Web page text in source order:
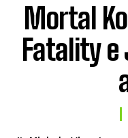
Mortal
Fatality e